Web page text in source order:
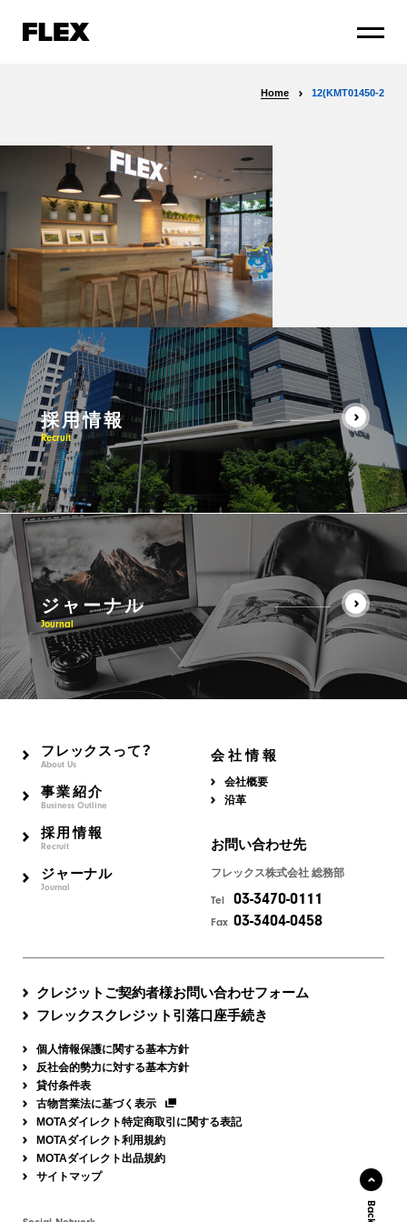
Home 12(KMT01450-2
採用情報
Recruit
ジャーナル
Journal
フレックスって？
About Us
事業紹介
Business Outline
採用情報
Recruit
ジャーナル
Journal
会社情報
会社概要
沿革
お問い合わせ先
フレックス株式会社 総務部
Tel 03-3470-0111
Fax 03-3404-0458
クレジットご契約者様お問い合わせフォーム
フレックスクレジット引落口座手続き
個人情報保護に関する基本方針
反社会的勢力に対する基本方針
貸付条件表
古物営業法に基づく表示
MOTAダイレクト特定商取引に関する表記
MOTAダイレクト利用規約
MOTAダイレクト出品規約
サイトマップ